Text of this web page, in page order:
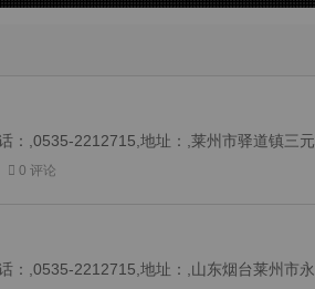
,0535-2212715,地址：,莱州市驿道镇三
0 评论
,0535-2212715,地址：,山东烟台莱州市永